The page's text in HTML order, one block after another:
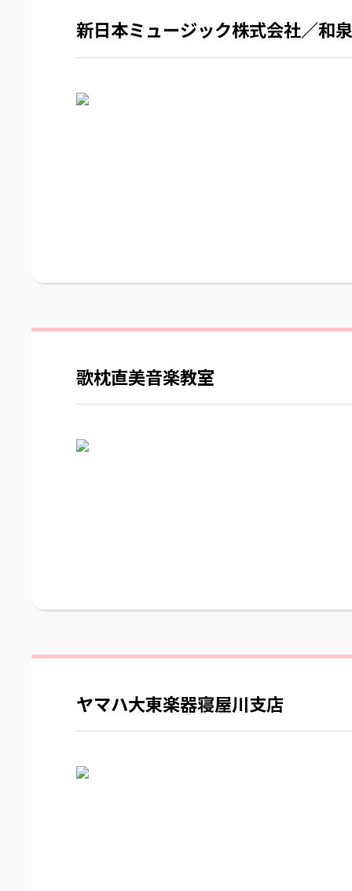
新日本ミュージック株式会社／和
歌枕直美音楽教室
ヤマハ大東楽器寝屋川支店